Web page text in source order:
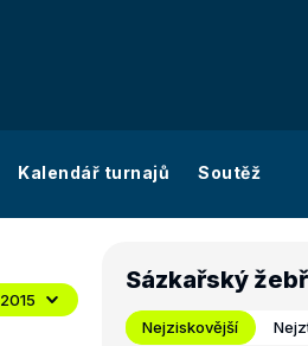
Kalendář turnajů Soutěž
2015
Sázkařský
Nejziskovější